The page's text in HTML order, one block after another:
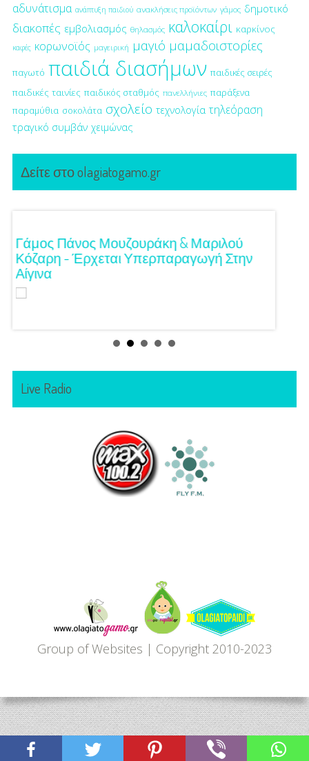
αδυνάτισμα ανάπτυξη παιδιού ανακλήσεις προϊόντων γάμος δημοτικό
διακοπές εμβολιασμός θηλασμός καλοκαίρι καρκίνος
καφές κορωνοϊός μαγειρική μαγιό μαμαδοιστορίες
παγωτό παιδιά διασήμων παιδικές σειρές
παιδικές ταινίες παιδικός σταθμός πανελλήνιες παράξενα
παραμύθια σοκολάτα σχολείο τεχνολογία τηλεόραση
τραγικό συμβάν χειμώνας
Δείτε στο olagiatogamo.gr
Γάμος Πάνος Μουζουράκη & Μαριλού
Κόζαρη - Έρχεται Υπερπαραγωγή Στην
Αίγινα
Live Radio
Παιδί
Πώς
μεγαλώνουμε,
δημιουργούμε,
Group of Websites | Copyright 2010-2023